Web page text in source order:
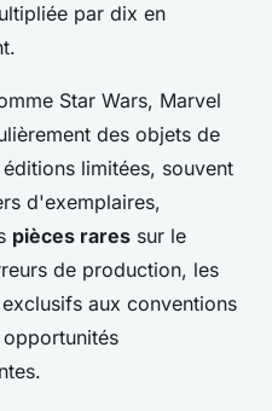
par dix en
Star Wars, Marvel
des objets de
limitées, souvent
d'exemplaires,
pièces rares sur le
de production, les
aux conventions